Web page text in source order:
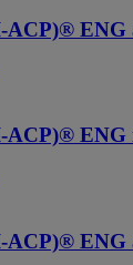
ENG
ENG
ACP)®